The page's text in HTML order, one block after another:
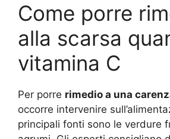
Come porre
alla scarsa
vitamina C
Per porre rimedio a una
occorre intervenire
principali fonti sono le verdure